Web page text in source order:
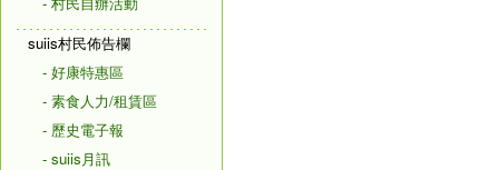
suiis村民佈告欄
- 好康特惠區
- 素食人力/租賃區
- 歷史電子報
- suiis月訊